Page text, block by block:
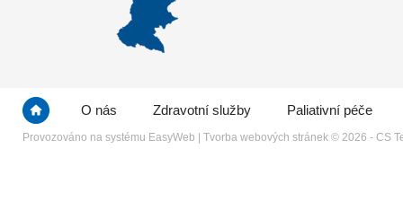
O nás Zdravotní služby Paliativní péče
Provozováno na systému EasyWeb Tvorba webových stránek © 2026 - CS